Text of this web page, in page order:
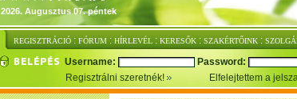
2026. Augusztus 07. péntek
REGISZTRÁCIÓ : FÓRUM : HÍRLEVÉL : KERESŐK : SZAKÉRTŐINK :
Username: Password:
Regisztrálni szeretnék!
Elfelejtettem a